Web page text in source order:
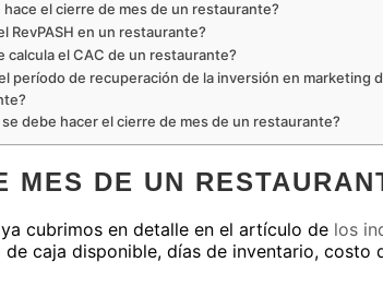
hace el cierre de mes de un restaurante?
RevPASH en un restaurante?
calcula el CAC de un restaurante?
período de recuperación de la inversión en marketing
debe hacer el cierre de mes de un restaurante?
MES DE UN
cubrimos en detalle en el artículo de los
caja disponible, días de inventario, costo